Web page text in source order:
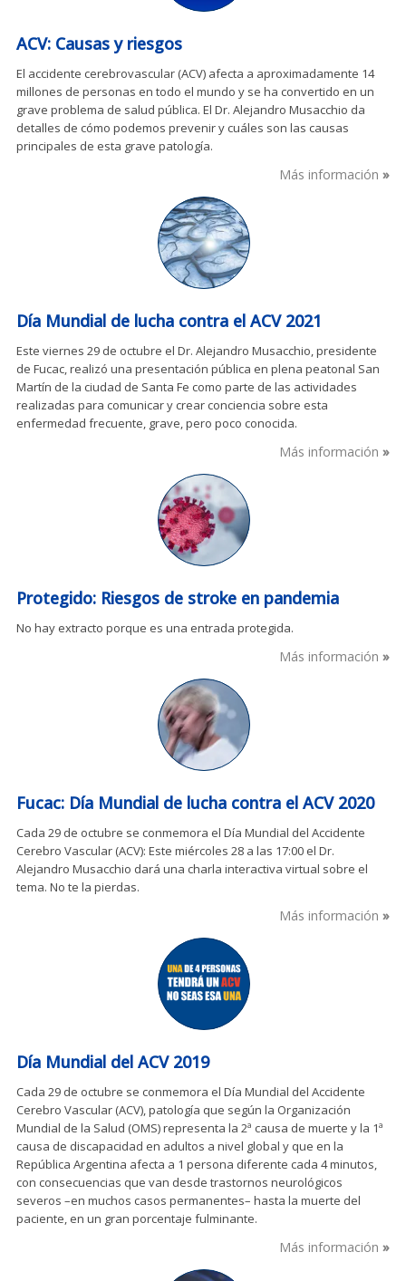
ACV: Causas y riesgos
El accidente cerebrovascular (ACV) afecta a aproximadamente 14
millones de personas en todo el mundo y se ha convertido en un
grave problema de salud pública. El Dr. Alejandro Musacchio da
detalles de cómo podemos prevenir y cuáles son las causas
principales de esta grave patología.
Más información
Día Mundial de lucha contra el ACV 2021
Este viernes 29 de octubre el Dr. Alejandro Musacchio, presidente
de Fucac, realizó una presentación pública en plena peatonal San
Martín de la ciudad de Santa Fe como parte de las actividades
realizadas para comunicar y crear conciencia sobre esta
enfermedad frecuente, grave, pero poco conocida.
Más información
Protegido: Riesgos de stroke en pandemia
No hay extracto porque es una entrada protegida.
Más información
Fucac: Día Mundial de lucha contra el ACV 2020
Cada 29 de octubre se conmemora el Día Mundial del Accidente
Cerebro Vascular (ACV): Este miércoles 28 a las 17:00 el Dr.
Alejandro Musacchio dará una charla interactiva virtual sobre el
tema. No te la pierdas.
Más información
Día Mundial del ACV 2019
Cada 29 de octubre se conmemora el Día Mundial del Accidente
Cerebro Vascular (ACV), patología que según la Organización
Mundial de la Salud (OMS) representa la 2ª causa de muerte y la 1ª
causa de discapacidad en adultos a nivel global y que en la
República Argentina afecta a 1 persona diferente cada 4 minutos,
con consecuencias que van desde trastornos neurológicos
severos –en muchos casos permanentes– hasta la muerte del
paciente, en un gran porcentaje fulminante.
Más información